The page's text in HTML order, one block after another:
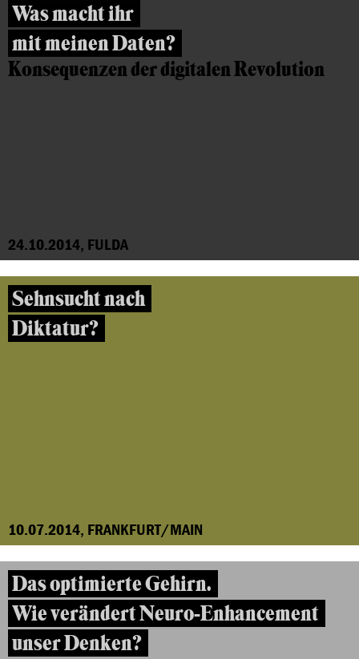
Was macht ihr
mit meinen Daten?
Konsequenzen der digitalen Revolution
24.10.2014, FULDA
Sehnsucht nach
Diktatur?
10.07.2014, FRANKFURT/MAIN
Das optimierte Gehirn.
Wie verändert Neuro-Enhancement
unser Denken?